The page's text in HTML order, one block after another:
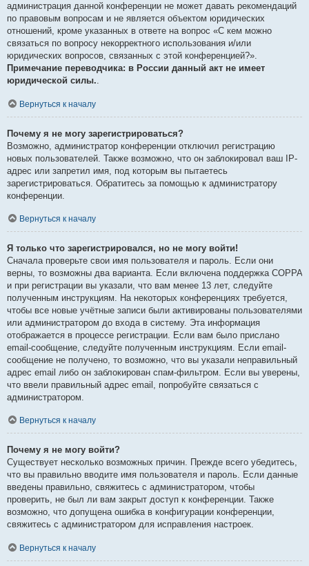
администрация данной конференции не может давать рекомендаций
по правовым вопросам и не является объектом юридических
отношений, кроме указанных в ответе на вопрос «С кем можно
связаться по вопросу некорректного использования и/или
юридических вопросов, связанных с этой конференцией?».
Примечание переводчика: в России данный акт не имеет
юридической силы..
Вернуться к началу
Почему я не могу зарегистрироваться?
Возможно, администратор конференции отключил регистрацию
новых пользователей. Также возможно, что он заблокировал ваш IP-
адрес или запретил имя, под которым вы пытаетесь
зарегистрироваться. Обратитесь за помощью к администратору
конференции.
Вернуться к началу
Я только что зарегистрировался, но не могу войти!
Сначала проверьте свои имя пользователя и пароль. Если они
верны, то возможны два варианта. Если включена поддержка COPPA
и при регистрации вы указали, что вам менее 13 лет, следуйте
полученным инструкциям. На некоторых конференциях требуется,
чтобы все новые учётные записи были активированы пользователями
или администратором до входа в систему. Эта информация
отображается в процессе регистрации. Если вам было прислано
email-сообщение, следуйте полученным инструкциям. Если email-
сообщение не получено, то возможно, что вы указали неправильный
адрес email либо он заблокирован спам-фильтром. Если вы уверены,
что ввели правильный адрес email, попробуйте связаться с
администратором.
Вернуться к началу
Почему я не могу войти?
Существует несколько возможных причин. Прежде всего убедитесь,
что вы правильно вводите имя пользователя и пароль. Если данные
введены правильно, свяжитесь с администратором, чтобы
проверить, не был ли вам закрыт доступ к конференции. Также
возможно, что допущена ошибка в конфигурации конференции,
свяжитесь с администратором для исправления настроек.
Вернуться к началу